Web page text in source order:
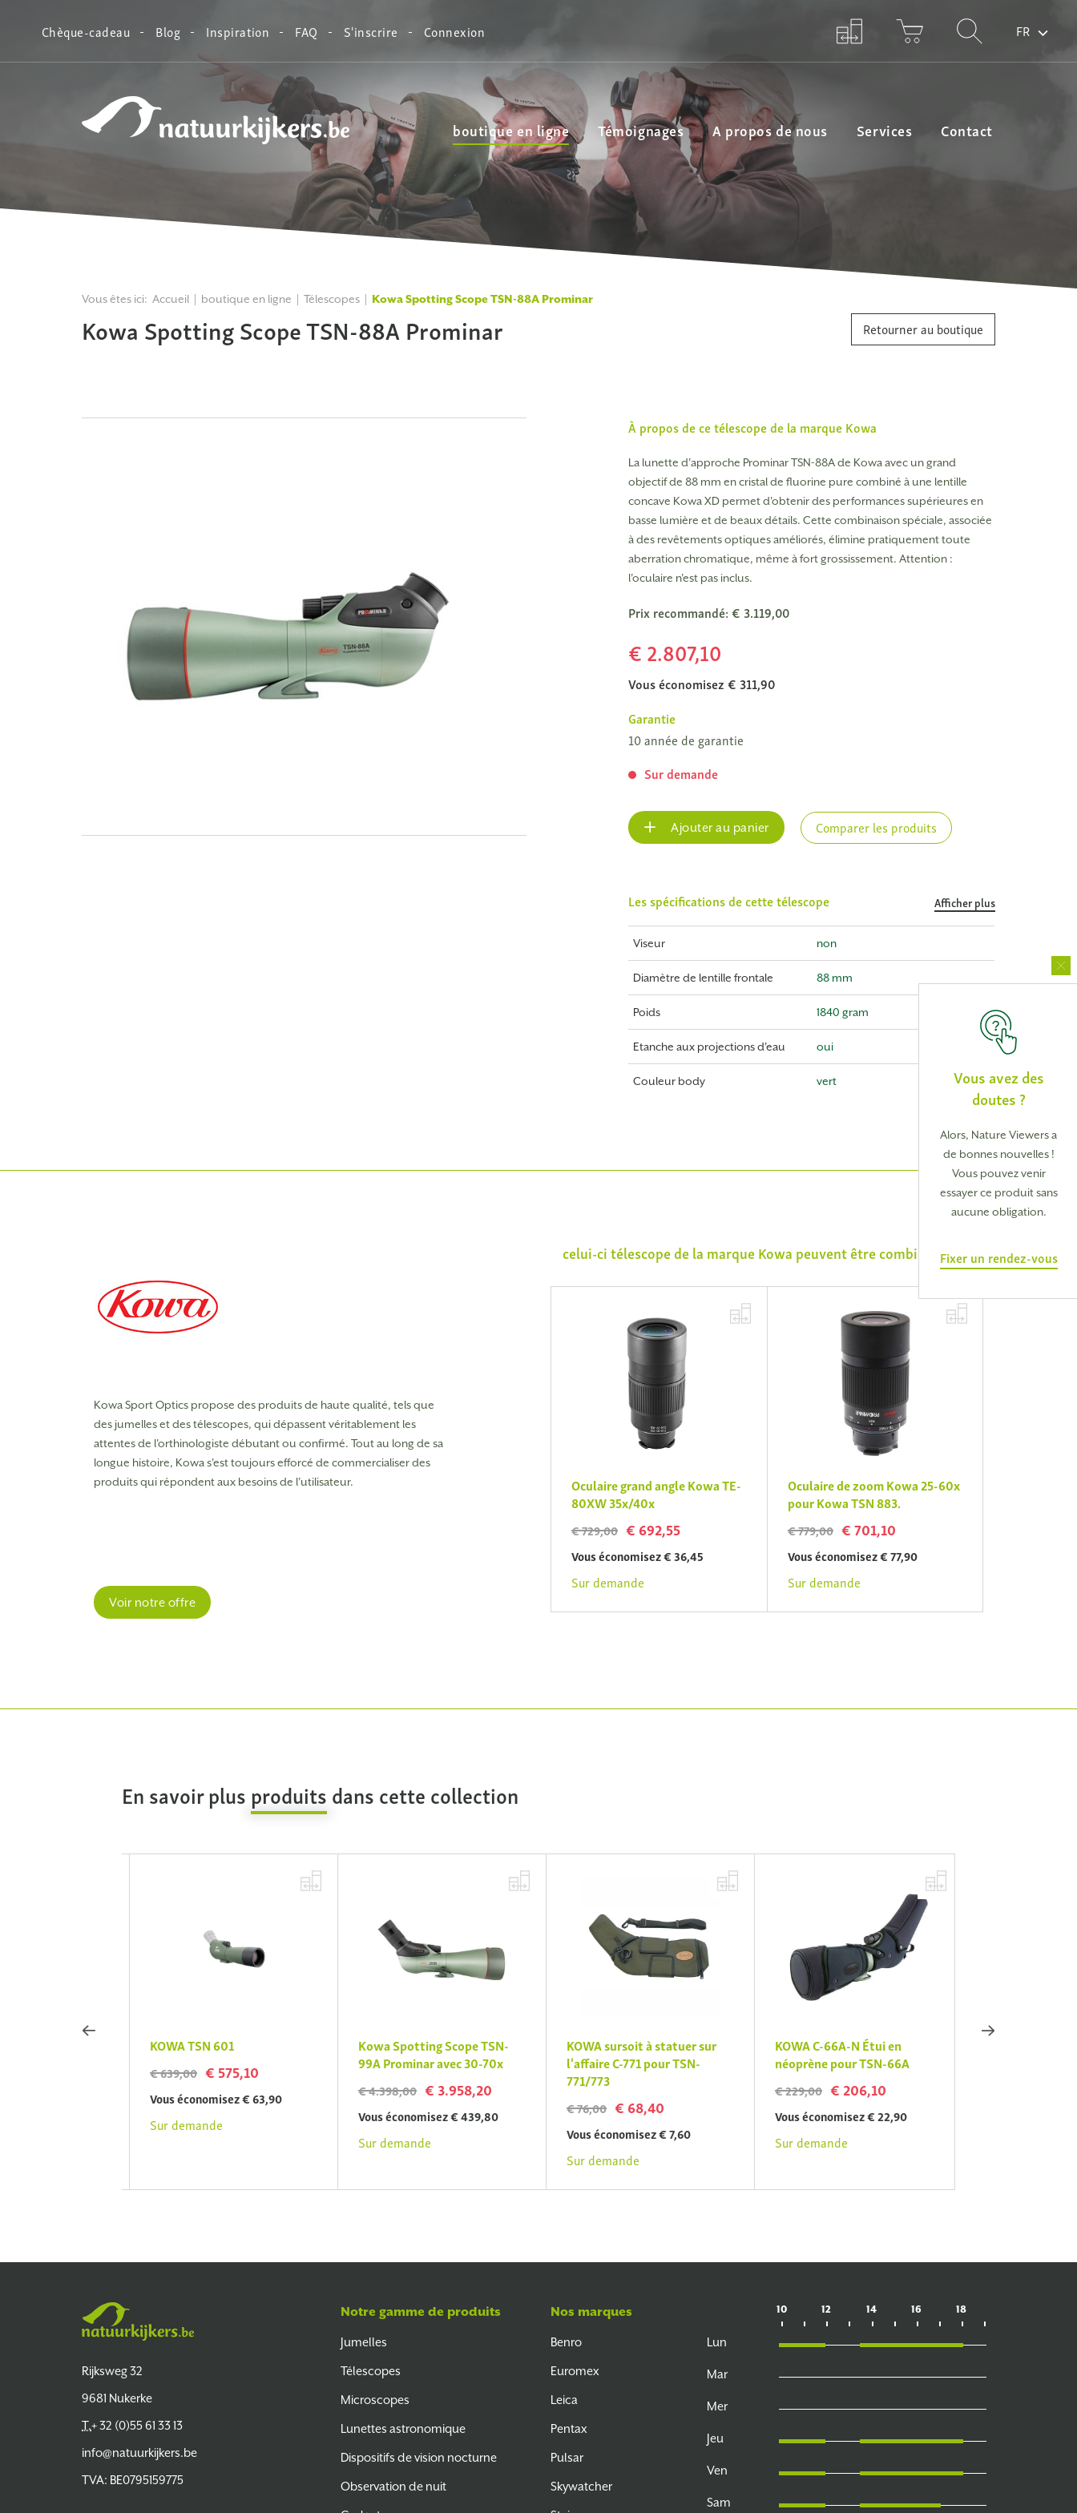
Chèque-cadeau Blog Inspiration FAQ S'inscrire Connexion FR
boutique en ligne Témoignages A propos de nous Services Contact
Vous êtes ici: Accueil boutique en ligne Télescopes Kowa Spotting Scope TSN-88A Prominar
Kowa Spotting Scope TSN-88A Prominar Retourner au boutique
À propos de ce télescope de la marqueKowa
La lunette d'approche Prominar TSN-88A de Kowa avec un grand
objectif de 88 mm en cristal de fluorine pure combiné à une lentille
concave Kowa XD permet d'obtenir des performances supérieures en
basse lumière et de beaux détails. Cette combinaison spéciale, associée
à des revêtements optiques améliorés, élimine pratiquement toute
aberration chromatique, même à fort grossissement. Attention :
l'oculaire n'est pas inclus.
Prix recommandé: € 3.119,00
€ 2.807,10
Vous économisez € 311,90
Garantie
10 année de garantie
Sur demande
Ajouter au panier Comparer les produits
Les spécifications de cette télescope Afficher plus
Viseur non
Diamètre de lentille frontale 88 mm
Poids 1840 gram
Etanche aux projections d'eau oui
Couleur body vert
Kowa Sport Optics propose des produits de haute qualité, tels que
des jumelles et des télescopes, qui dépassent véritablement les
attentes de l'orthinologiste débutant ou confirmé. Tout au long de sa
longue histoire, Kowa s'est toujours efforcé de commercialiser des
produits qui répondent aux besoins de l'utilisateur.
Voir notre offre
celui-ci télescope de la marque Kowa peuvent être combinés avec
Oculaire grand angle Kowa TE-
80XW 35x/40x
€ 729,00 € 692,55
Vous économisez € 36,45
Sur demande
Oculaire de zoom Kowa 25-60x
pour Kowa TSN 883.
€ 779,00 € 701,10
Vous économisez € 77,90
Sur demande
En savoir plusproduitsdans cette collection
KOWA TSN 601
€ 639,00 € 575,10
Vous économisez € 63,90
Sur demande
Kowa Spotting Scope TSN-
99A Prominar avec 30-70x
€ 4.398,00 € 3.958,20
Vous économisez € 439,80
Sur demande
KOWA sursoit à statuer sur
l'affaire C-771 pour TSN-
771/773
€ 76,00 € 68,40
Vous économisez € 7,60
Sur demande
KOWA C-66A-N Étui en
néoprène pour TSN-66A
€ 229,00 € 206,10
Vous économisez € 22,90
Sur demande
Vous avez des
doutes ?
Alors, Nature Viewers a
de bonnes nouvelles !
Vous pouvez venir
essayer ce produit sans
aucune obligation.
Fixer un rendez-vous
Rijksweg 32
9681 Nukerke
T.+ 32 (0)55 61 33 13
info@natuurkijkers.be
TVA: BE0795159775
Notre gamme de produits
Jumelles
Télescopes
Microscopes
Lunettes astronomique
Dispositifs de vision nocturne
Observation de nuit
Nos marques
Benro
Euromex
Leica
Pentax
Pulsar
Skywatcher
10 12 14 16 18
Lun
Mar
Mer
Jeu
Ven
Sam